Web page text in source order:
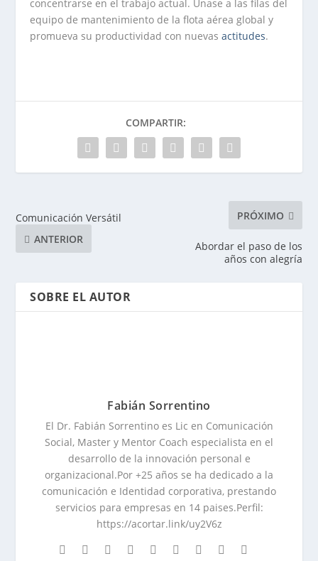
concentrarse en el trabajo actual. Únase a las filas del
equipo de mantenimiento de la flota aérea global y
promueva su productividad con nuevasactitudes.
COMPARTIR:
Comunicación Versátil
ANTERIOR
PRÓXIMO
Abordar el paso de los
años con alegría
SOBRE EL AUTOR
Fabián Sorrentino
El Dr. Fabián Sorrentino es Lic en Comunicación
Social, Master y Mentor Coach especialista en el
desarrollo de la innovación personal e
organizacional.Por +25 años se ha dedicado a la
comunicación e Identidad corporativa, prestando
servicios para empresas en 14 paises.Perfil:
https://acortar.link/uy2V6z